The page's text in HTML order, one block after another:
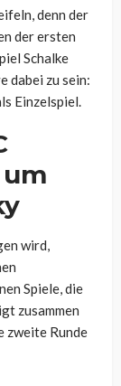
denn der
der ersten
Schalke
dabei zu sein:
Einzelspiel.
wird,
Spiele, die
zusammen
zweite Runde